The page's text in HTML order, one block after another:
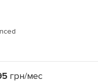
грн/мес